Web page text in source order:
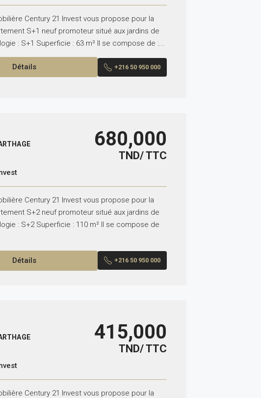
Century 21 Invest vous propose pour la
S+1 neuf promoteur situé aux jardins de
: S+1 Superficie : 63 m² Il se compose de :...
Détails +216 50 950 000
680,000
TND/ TTC
Century 21 Invest vous propose pour la
S+2 neuf promoteur situé aux jardins de
: S+2 Superficie : 110 m² Il se compose de
Détails +216 50 950 000
415,000
TND/ TTC
Century 21 Invest vous propose pour la